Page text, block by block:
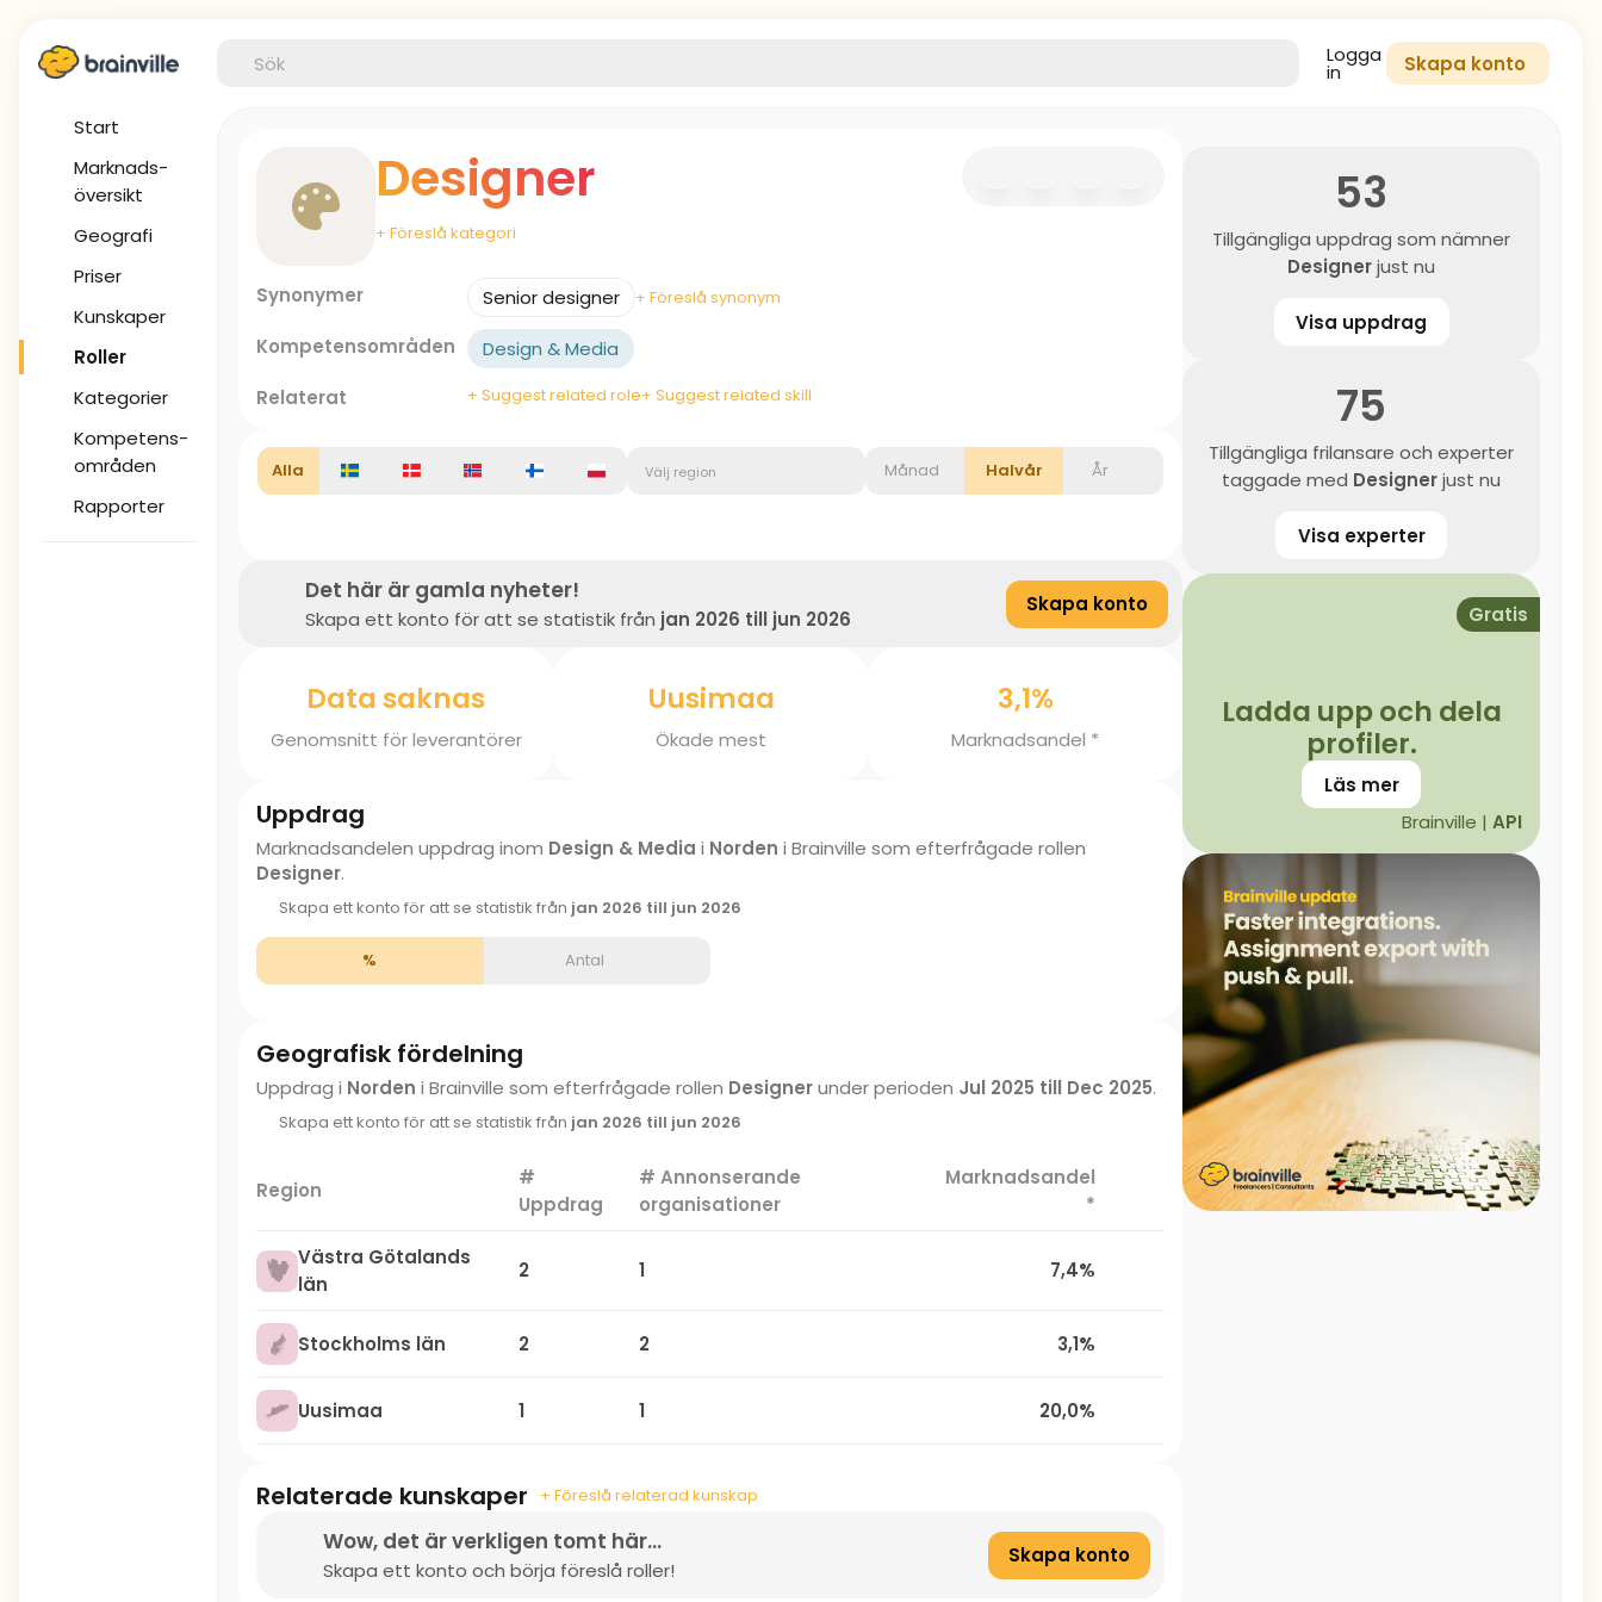
Start
Marknads-
översikt
Geografi
Priser
Kunskaper
Roller
Kategorier
Kompetens-
områden
Rapporter
Logga
in Skapa konto
Designer
+ Föreslå kategori
Synonymer Senior designer + Föreslå synonym
Kompetensområden
Design & Media
Relaterat
+ Suggest related role+ Suggest related skill
Alla Välj region Månad Halvår År
Det här är gamla nyheter!
Skapa ett konto för att se statistik från jan 2026 till jun 2026
Skapa konto
Data saknas
Genomsnitt för leverantörer
Uusimaa
Ökade mest
3,1%
Marknadsandel *
Uppdrag
Marknadsandelen uppdrag inom Design & Media i Norden i Brainville som efterfrågade rollen
Designer.
Skapa ett konto för att se statistik från jan 2026 till jun 2026
% Antal
Geografisk fördelning
Uppdrag i Norden i Brainville som efterfrågade rollen Designerunder perioden Jul 2025 till Dec 2025.
Skapa ett konto för att se statistik från jan 2026 till jun 2026
Region
#
Uppdrag
# Annonserande
organisationer
Marknadsandel
*
Västra Götalands
län
2 1 7,4%
Stockholms län 2 2 3,1%
Uusimaa 1 1 20,0%
Relaterade kunskaper + Föreslå relaterad kunskap
Wow, det är verkligen tomt här...
Skapa ett konto och börja föreslå roller!
Skapa konto
53
Tillgängliga uppdrag som nämner
Designerjust nu
Visa uppdrag
75
Tillgängliga frilansare och experter
taggade med Designerjust nu
Visa experter
Gratis
Ladda upp och dela
profiler.
Läs mer
Brainville | API